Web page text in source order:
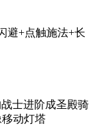
避+点触施法+长
士进阶成圣殿骑
动灯塔